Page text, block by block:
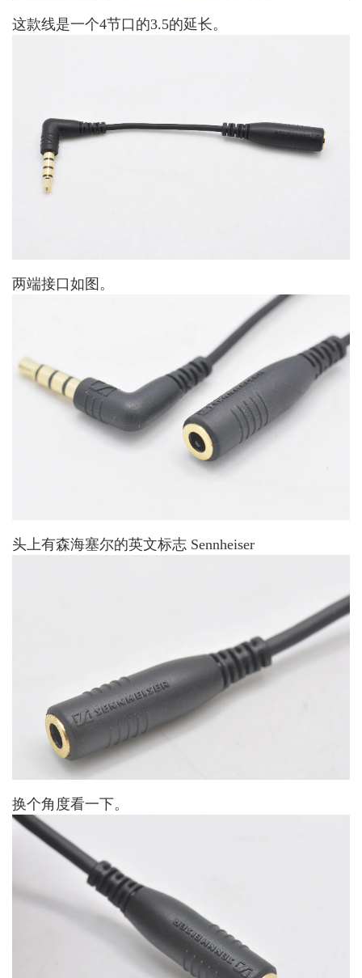
这款线是一个4节口的3.5的延长。
两端接口如图。
头上有森海塞尔的英文标志 Sennheiser
换个角度看一下。